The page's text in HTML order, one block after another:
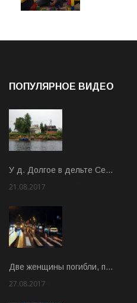
ПОПУЛЯРНОЕ ВИДЕО
У д. Долгое в дельте Се…
21.08.2017
Две женщины погибли, п…
27.08.2017